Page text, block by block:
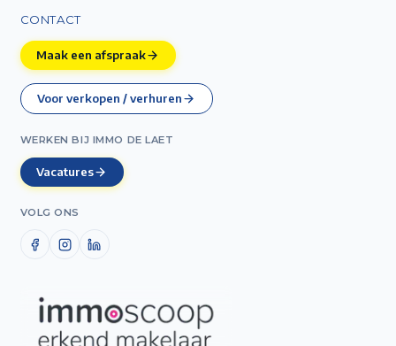
CONTACT
Maak een afspraak
Voor verkopen / verhuren
WERKEN BIJ IMMO DE LAET
Vacatures
VOLG ONS